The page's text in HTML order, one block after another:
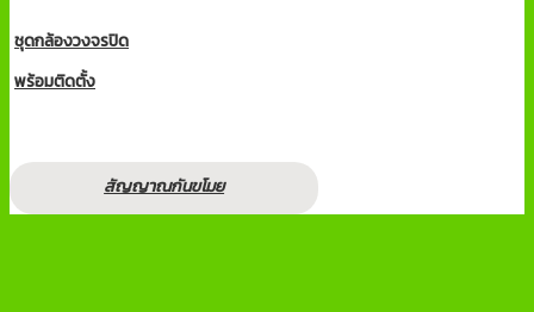
ชุดกล้องวงจรปิด
พร้อมติดตั้ง
สัญญาณกันขโมย